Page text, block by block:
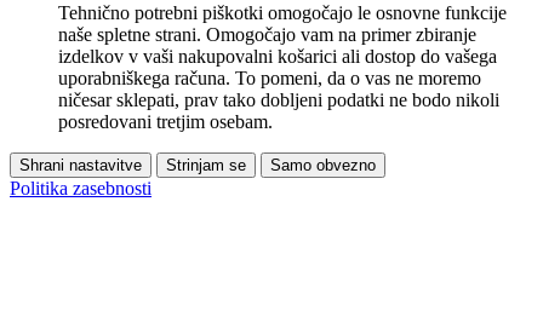
Tehnično potrebni piškotki omogočajo le osnovne funkcije
naše spletne strani. Omogočajo vam na primer zbiranje
izdelkov v vaši nakupovalni košarici ali dostop do vašega
uporabniškega računa. To pomeni, da o vas ne moremo
ničesar sklepati, prav tako dobljeni podatki ne bodo nikoli
posredovani tretjim osebam.
Shrani nastavitve Strinjam se Samo obvezno
Politika zasebnosti